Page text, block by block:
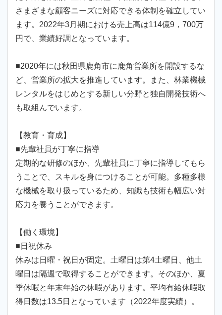
さまざまな顧客ニーズに対応できる体制を確立してい
ます。2022年3月期における売上高は114億9，700万
円で、業績好調となっています。
■2020年には秋田県鹿角市に鹿角営業所を開設するな
ど、営業所の拡大を推進しています。また、林業機械
レンタルをはじめとする新しい分野と独自開発技術へ
も取組んでいます。
【教育・育成】
■先輩社員が丁寧に指導
定期的な研修のほか、先輩社員に丁寧に指導してもら
うことで、スキルを身につけることが可能。多種多様
な機械を取り扱っているため、知識も技術も幅広い対
応力を養うことができます。
【働く環境】
■日祝休み
休みは日曜・祝日が固定。土曜日は第4土曜日、他土
曜日は隔週で取得することができます。そのほか、夏
季休暇と年末年始の休暇があります。平均有給休暇取
得日数は13.5日となっています（2022年度実績）。